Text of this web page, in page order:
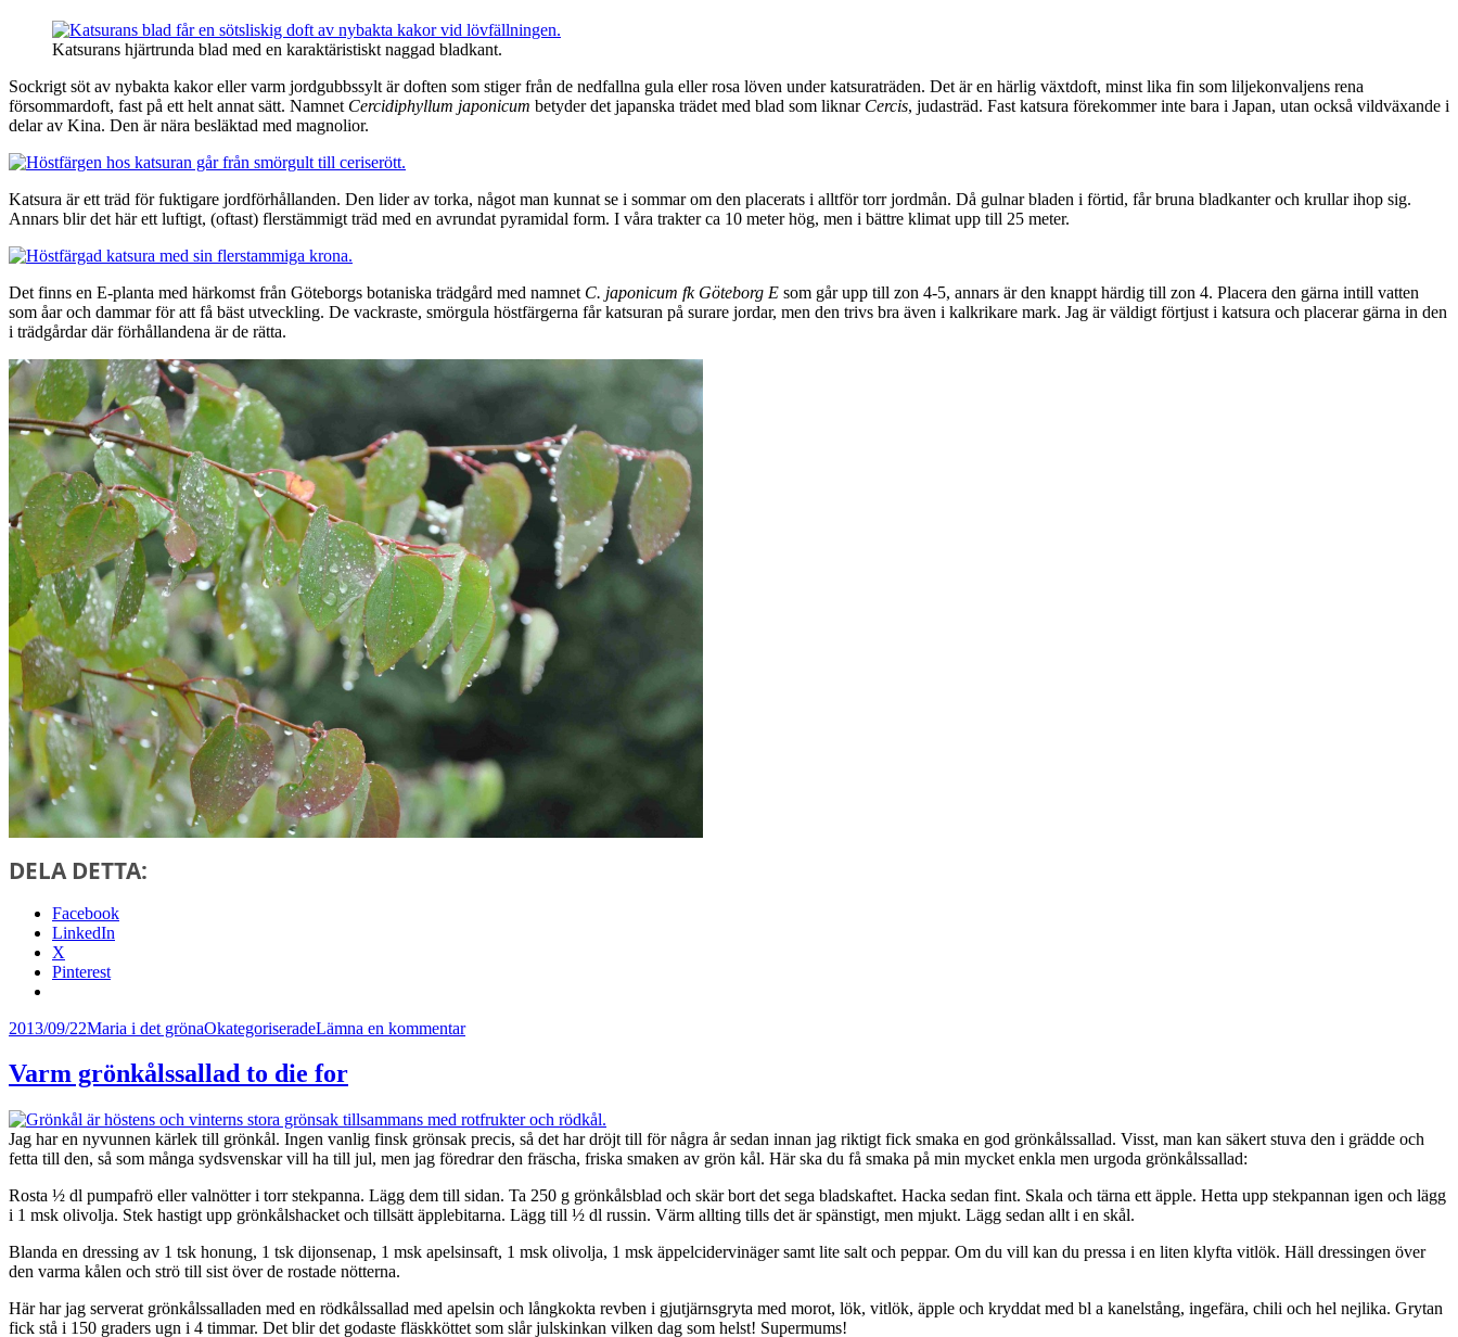
Katsurans hjärtrunda blad med en karaktäristiskt naggad bladkant.
Sockrigt söt av nybakta kakor eller varm jordgubbssylt är doften som stiger från de nedfallna gula eller rosa löven under katsuraträden. Det är en härlig växtdoft, minst lika fin som liljekonvaljens rena
försommardoft, fast på ett helt annat sätt. Namnet Cercidiphyllum japonicum betyder det japanska trädet med blad som liknar Cercis, judasträd. Fast katsura förekommer inte bara i Japan, utan också vildväxande i
delar av Kina. Den är nära besläktad med magnolior.
Katsura är ett träd för fuktigare jordförhållanden. Den lider av torka, något man kunnat se i sommar om den placerats i alltför torr jordmån. Då gulnar bladen i förtid, får bruna bladkanter och krullar ihop sig.
Annars blir det här ett luftigt, (oftast) flerstämmigt träd med en avrundat pyramidal form. I våra trakter ca 10 meter hög, men i bättre klimat upp till 25 meter.
Det finns en E-planta med härkomst från Göteborgs botaniska trädgård med namnet C. japonicum fk Göteborg E som går upp till zon 4-5, annars är den knappt härdig till zon 4. Placera den gärna intill vatten
som åar och dammar för att få bäst utveckling. De vackraste, smörgula höstfärgerna får katsuran på surare jordar, men den trivs bra även i kalkrikare mark. Jag är väldigt förtjust i katsura och placerar gärna in den
i trädgårdar där förhållandena är de rätta.
DELA DETTA:
Facebook
LinkedIn
X
Pinterest
Postat
2013/09/22Författare
Maria i det grönaKategorier
OkategoriseradeLämna en kommentartill
Varm grönkålssallad to die for
Jag har en nyvunnen kärlek till grönkål. Ingen vanlig finsk grönsak precis, så det har dröjt till för några år sedan innan jag riktigt fick smaka en god grönkålssallad. Visst, man kan säkert stuva den i grädde och
fetta till den, så som många sydsvenskar vill ha till jul, men jag föredrar den fräscha, friska smaken av grön kål. Här ska du få smaka på min mycket enkla men urgoda grönkålssallad:
Rosta ½ dl pumpafrö eller valnötter i torr stekpanna. Lägg dem till sidan. Ta 250 g grönkålsblad och skär bort det sega bladskaftet. Hacka sedan fint. Skala och tärna ett äpple. Hetta upp stekpannan igen och lägg
i 1 msk olivolja. Stek hastigt upp grönkålshacket och tillsätt äpplebitarna. Lägg till ½ dl russin. Värm allting tills det är spänstigt, men mjukt. Lägg sedan allt i en skål.
Blanda en dressing av 1 tsk honung, 1 tsk dijonsenap, 1 msk apelsinsaft, 1 msk olivolja, 1 msk äppelcidervinäger samt lite salt och peppar. Om du vill kan du pressa i en liten klyfta vitlök. Häll dressingen över
den varma kålen och strö till sist över de rostade nötterna.
Här har jag serverat grönkålssalladen med en rödkålssallad med apelsin och långkokta revben i gjutjärnsgryta med morot, lök, vitlök, äpple och kryddat med bl a kanelstång, ingefära, chili och hel nejlika. Grytan
fick stå i 150 graders ugn i 4 timmar. Det blir det godaste fläskköttet som slår julskinkan vilken dag som helst! Supermums!